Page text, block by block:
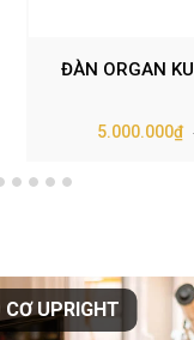
ĐÀN ORGAN
5.000.000₫
UPRIGHT